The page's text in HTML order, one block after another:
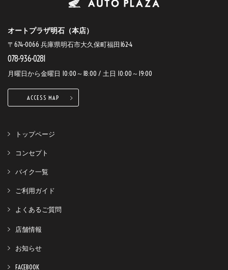
オートプラザ明石（本店）
〒674-0066 兵庫県明石市大久保町福田162-4
078-936-0281
月曜日から金曜日 10:00～18:00 / 土日 10:00～19:00
ACCESS MAP
トップページ
コンセプト
バイク一覧
ご利用ガイド
よくあるご質問
店舗情報
お知らせ
FACEBOOK